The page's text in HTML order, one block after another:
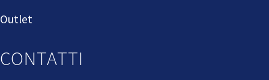
Outlet
CONTATTI